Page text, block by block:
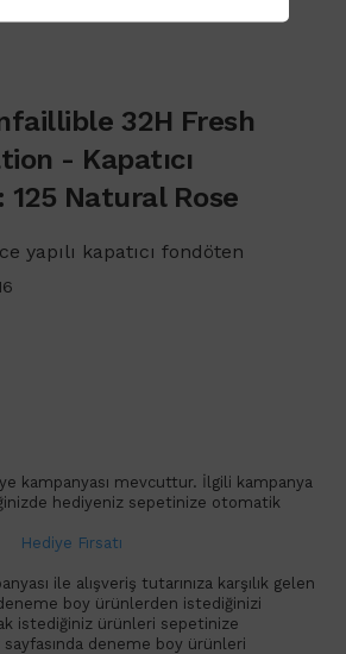
32H Fresh
- Kapatıcı
125 Natural Rose
yapılı kapatıcı fondöten
kampanyası mevcuttur. İlgili kampanya
hediyeniz sepetinize otomatik
Hediye Fırsatı
ile alışveriş tutarınıza karşılık gelen
boy ürünlerden istediğinizi
istediğiniz ürünleri sepetinize
deneme boy ürünleri